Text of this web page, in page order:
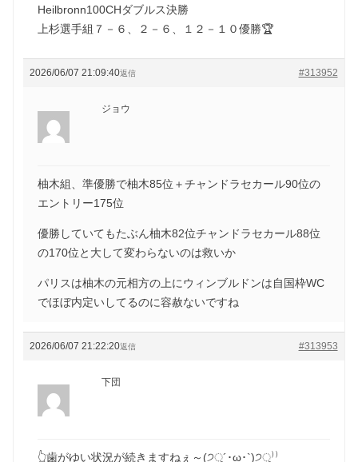
Heilbronn100CHダブルス決勝
上杉選手組７－６、２－６、１２－１０優勝🏆
2026/06/07 21:09:40 #313952
返信
ジョウ
柚木組、準優勝で柚木85位＋チャンドラセカール90位の
エントリー175位
優勝していてもたぶん柚木82位チャンドラセカール88位
の170位と大して変わらないのは救いか
パリスは柚木の元相方の上にウィンブルドンは自国枠WC
でほぼ内定いしてるのに容赦ないですね
2026/06/07 21:22:20 #313953
返信
下団
👆歯がゆい状況が続きますねぇ～(੭ु´･ω･`)੭ु⁾⁾